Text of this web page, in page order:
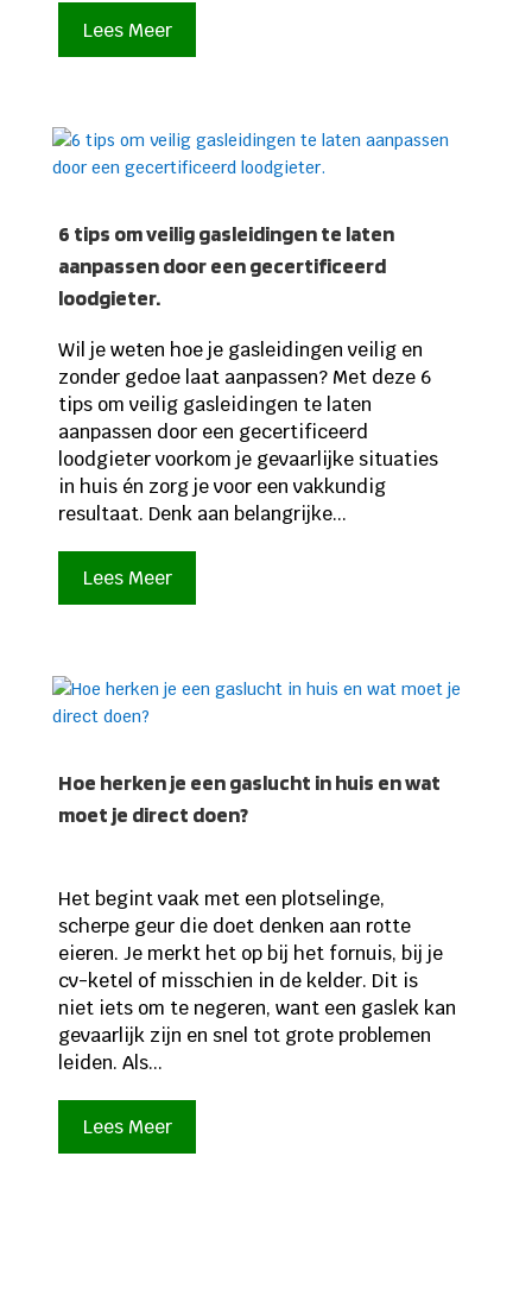
Lees Meer
6 tips om veilig gasleidingen te laten
aanpassen door een gecertificeerd
loodgieter.
Wil je weten hoe je gasleidingen veilig en
zonder gedoe laat aanpassen? Met deze 6
tips om veilig gasleidingen te laten
aanpassen door een gecertificeerd
loodgieter voorkom je gevaarlijke situaties
in huis én zorg je voor een vakkundig
resultaat. Denk aan belangrijke...
Lees Meer
Hoe herken je een gaslucht in huis en wat
moet je direct doen?
Het begint vaak met een plotselinge,
scherpe geur die doet denken aan rotte
eieren. Je merkt het op bij het fornuis, bij je
cv-ketel of misschien in de kelder. Dit is
niet iets om te negeren, want een gaslek kan
gevaarlijk zijn en snel tot grote problemen
leiden. Als...
Lees Meer